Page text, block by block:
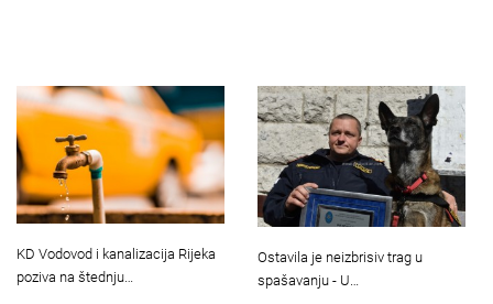
KD Vodovod i kanalizacija Rijeka
poziva na štednju…
Ostavila je neizbrisiv trag u
spašavanju - U…